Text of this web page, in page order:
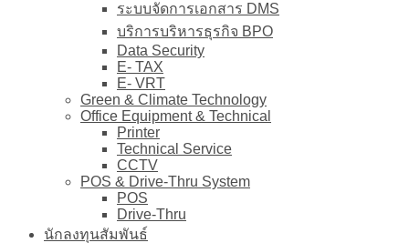
ระบบจัดการเอกสาร DMS
บริการบริหารธุรกิจ BPO
Data Security
E- TAX
E- VRT
Green & Climate Technology
Office Equipment & Technical
Printer
Technical Service
CCTV
POS & Drive-Thru System
POS
Drive-Thru
นักลงทุนสัมพันธ์